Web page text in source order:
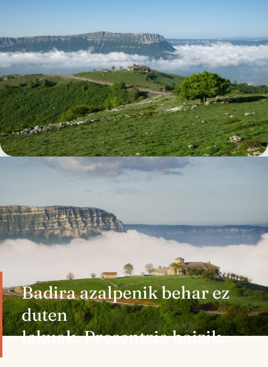
Badira azalpenik behar ez
duten
lekuak. Presentzia baizik.